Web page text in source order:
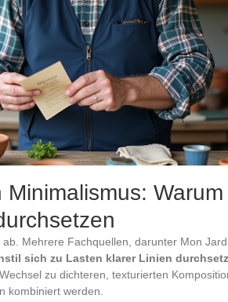
Mehrere Fachquellen, darunter Mon
sich zu Lasten klarer Linien
zu dichteren, texturierten
kombiniert werden.